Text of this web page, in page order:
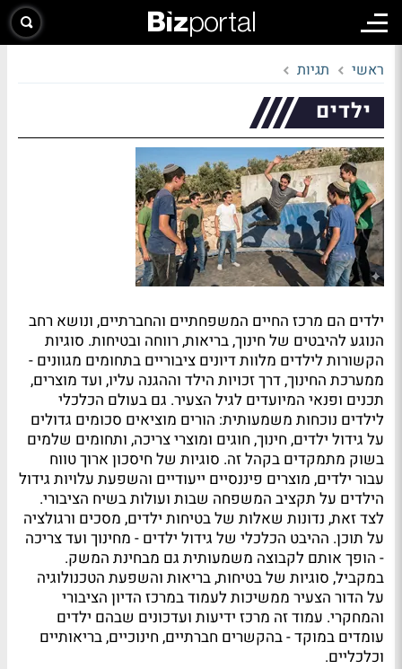
ראשי תגיות
ילדים
ילדים הם מרכז החיים המשפחתיים והחברתיים, ונושא רחב
הנוגע להיבטים של חינוך, בריאות, רווחה ובטיחות. סוגיות
הקשורות לילדים מלוות דיונים ציבוריים בתחומים מגוונים -
ממערכת החינוך, דרך זכויות הילד וההגנה עליו, ועד מוצרים,
תכנים ופנאי המיועדים לגיל הצעיר. גם בעולם הכלכלי
לילדים נוכחות משמעותית: הורים מוציאים סכומים גדולים
על גידול ילדים, חינוך, חוגים ומוצרי צריכה, ותחומים שלמים
בשוק מתמקדים בקהל זה. סוגיות של חיסכון ארוך טווח
עבור ילדים, מוצרים פיננסיים ייעודיים והשפעת עלויות גידול
הילדים על תקציב המשפחה שבות ועולות בשיח הציבורי.
לצד זאת, נדונות שאלות של בטיחות ילדים, מסכים ורגולציה
על תוכן. ההיבט הכלכלי של גידול ילדים - מחינוך ועד צריכה
- הופך אותם לקבוצה משמעותית גם מבחינת המשק.
במקביל, סוגיות של בטיחות, בריאות והשפעת הטכנולוגיה
על הדור הצעיר ממשיכות לעמוד במרכז הדיון הציבורי
והמחקרי. עמוד זה מרכז ידיעות ועדכונים שבהם ילדים
עומדים במוקד - בהקשרים חברתיים, חינוכיים, בריאותיים
וכלכליים.